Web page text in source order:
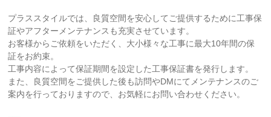
プラススタイルでは、良質空間を安心してご提供するために工事保
証やアフターメンテナンスも充実させています。
お客様からご依頼をいただく、大小様々な工事に最大10年間の保
証をお約束。
工事内容によって保証期間を設定した工事保証書を発行します。
また、良質空間をご提供した後も訪問やDMにてメンテナンスのご
案内を行っておりますので、お気軽にお問い合わせください。